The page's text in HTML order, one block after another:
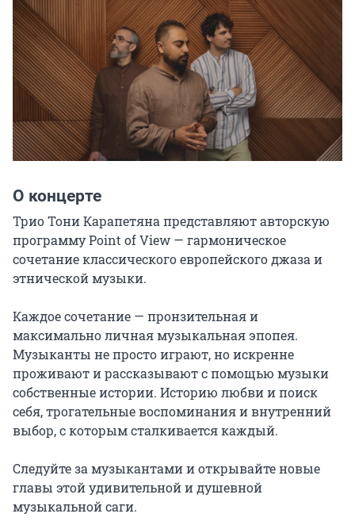
О концерте
Трио Тони Карапетяна представляют авторскую
программу Point of View — гармоническое
сочетание классического европейского джаза и
этнической музыки.
Каждое сочетание — пронзительная и
максимально личная музыкальная эпопея.
Музыканты не просто играют, но искренне
проживают и рассказывают с помощью музыки
собственные истории. Историю любви и поиск
себя, трогательные воспоминания и внутренний
выбор, с которым сталкивается каждый.
Следуйте за музыкантами и открывайте новые
главы этой удивительной и душевной
музыкальной саги.